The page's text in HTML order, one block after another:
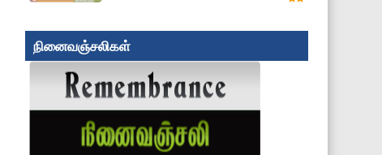
நினைவஞ்சலிகள்